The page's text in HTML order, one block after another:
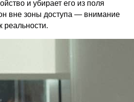
и убирает его из поля
вне зоны доступа — внимание
реальности.